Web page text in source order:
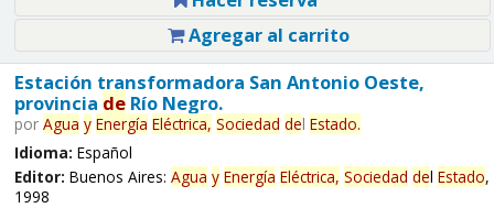
Agregar al carrito
Estación transformadora San Antonio Oeste,
provincia deRío Negro.
por Agua y Energía Eléctrica, Sociedad del Estado.
Idioma: Español
Editor: Buenos Aires: Agua y Energía Eléctrica, Sociedad del Estado,
1998